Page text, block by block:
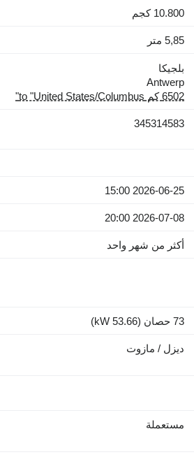
10.800 كجم
5,85 متر
بلجيكا
Antwerp
6502 كم to "United States/Columbus"
345314583
2026-06-25 15:00
2026-07-08 20:00
أكثر من شهر واحد
73 حصان (53.66 kW)
ديزل / مازوت
مستعملة